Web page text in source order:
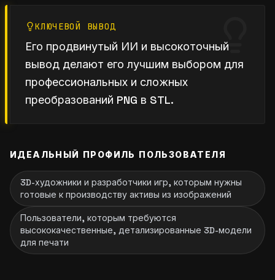
КЛЮЧЕВОЙ ВЫВОД
Его продвинутый ИИ и высокоточный
вывод делают его лучшим выбором для
профессиональных и сложных
преобразований PNG в STL.
ИДЕАЛЬНЫЙ ПРОФИЛЬ ПОЛЬЗОВАТЕЛЯ
3D-художники и разработчики игр, которым нужны
готовые к производству активы из изображений
Пользователи, которым требуются
высококачественные, детализированные 3D-модели
для печати